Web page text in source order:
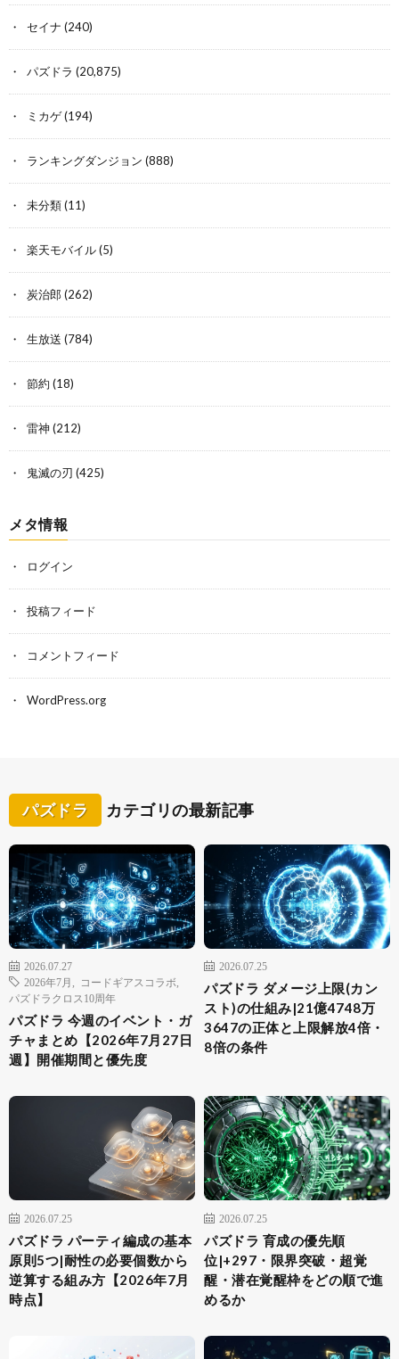
セイナ (240)
パズドラ (20,875)
ミカゲ(194)
ランキングダンジョン (888)
未分類(11)
楽天モバイル(5)
炭治郎 (262)
生放送 (784)
節約 (18)
雷神 (212)
鬼滅の刃 (425)
メタ情報
ログイン
投稿フィード
コメントフィード
WordPress.org
パズドラ カテゴリの最新記事
2026.07.27
2026年7月
コードギアスコラボ
パズドラクロス10周年
パズドラ 今週のイベント・ガ
チャまとめ【2026年7月27日
週】開催期間と優先度
2026.07.25
パズドラ ダメージ上限(カン
スト)の仕組み|21億4748万
3647の正体と上限解放4倍・
8倍の条件
2026.07.25
パズドラ パーティ編成の基本
原則5つ|耐性の必要個数から
逆算する組み方【2026年7月
時点】
2026.07.25
パズドラ 育成の優先順
位|+297・限界突破・超覚
醒・潜在覚醒枠をどの順で進
めるか